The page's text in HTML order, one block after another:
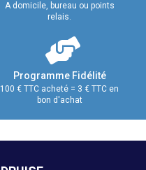
A domicile, bureau ou points
relais.
Programme Fidélité
100 € TTC acheté = 3 € TTC en
bon d'achat